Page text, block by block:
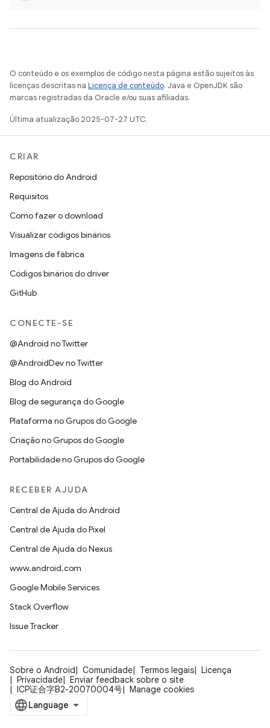
O conteúdo e os exemplos de código nesta página estão sujeitos às
licenças descritas na Licença de conteúdo. Java e OpenJDK são
marcas registradas da Oracle e/ou suas afiliadas.
Última atualização 2025-07-27 UTC.
CRIAR
Repositório do Android
Requisitos
Como fazer o download
Visualizar códigos binários
Imagens de fábrica
Códigos binários do driver
GitHub
CONECTE-SE
@Android no Twitter
@AndroidDev no Twitter
Blog do Android
Blog de segurança do Google
Plataforma no Grupos do Google
Criação no Grupos do Google
Portabilidade no Grupos do Google
RECEBER AJUDA
Central de Ajuda do Android
Central de Ajuda do Pixel
Central de Ajuda do Nexus
www.android.com
Google Mobile Services
Stack Overflow
Issue Tracker
Sobre o Android Comunidade Termos legais
Licença
Privacidade
Enviar feedback sobre o site
ICP证合字B2-20070004号
Manage cookies